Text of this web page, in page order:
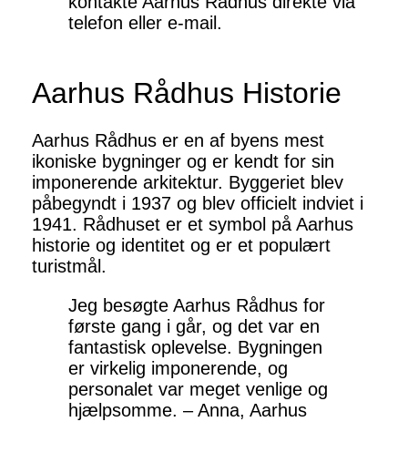
telefon eller e-mail.
Aarhus Rådhus Historie
Aarhus Rådhus er en af byens mest
ikoniske bygninger og er kendt for sin
imponerende arkitektur. Byggeriet blev
påbegyndt i 1937 og blev officielt indviet i
1941. Rådhuset er et symbol på Aarhus
historie og identitet og er et populært
turistmål.
Jeg besøgte Aarhus Rådhus for
første gang i går, og det var en
fantastisk oplevelse. Bygningen
er virkelig imponerende, og
personalet var meget venlige og
hjælpsomme. – Anna, Aarhus